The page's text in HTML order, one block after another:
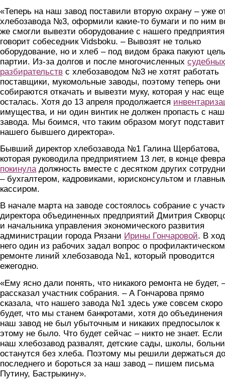
«Теперь на наш завод поставили вторую охрану – уже
хлебозавода №3, оформили какие-то бумаги и по ним
же смогли вывезти оборудование с нашего
говорит собеседник Vidsboku. – Вывозят не только
оборудование, но и хлеб – под видом брака пакуют
партии. Из-за долгов и после многочисленных судебных
разбирательств с хлебозаводом №3 не хотят работать
поставщики, мукомольные заводы, поэтому теперь они
собираются откачать и вывезти муку, которая у нас еще
осталась. Хотя до 13 апреля продолжается
имущества, и ни один винтик не должен пропасть с
завода. Мы боимся, что таким образом могут
нашего бывшего директора».
Бывший директор хлебозавода №1 Галина Щербатова,
которая руководила предприятием 13 лет, в конце
покинуладолжность вместе с десятком других
– бухгалтером, кадровиками, юрисконсультом и
кассиром.
В начале марта на заводе состоялось собрание с
директора объединенных предприятий Дмитрия
и начальника управления экономического развития
администрации города Рязани Ирины Гончаровой. В
него один из рабочих задал вопрос о профилактическом
ремонте линий хлебозавода №1, который проводится
ежегодно.
«Ему ясно дали понять, что никакого ремонта не будет,
рассказал участник собрания. – А Гончарова прямо
сказала, что нашего завода №1 здесь уже совсем скоро
будет, что мы станем банкротами, хотя до объединения
наш завод не был убыточным и никаких предпосылок к
этому не было. Что будет сейчас – никто не знает. Если
наш хлебозавод развалят, детские сады, школы,
останутся без хлеба. Поэтому мы решили держаться до
последнего и бороться за наш завод – пишем письма
Путину, Бастрыкину».